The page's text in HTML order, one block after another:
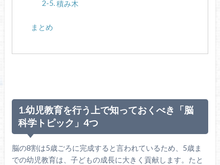
積み木
まとめ
1.幼児教育を行う上で知っておくべき「脳
科学トピック」4つ
脳の8割は5歳ごろに完成すると言われているため、5歳ま
での幼児教育は、子どもの成長に大きく貢献します。たと